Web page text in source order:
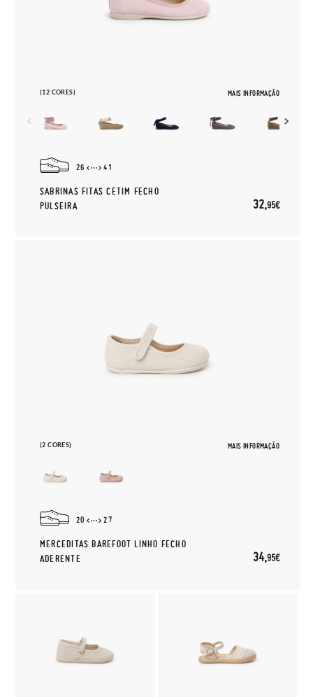
(12 CORES) MAIS INFORMAÇÃO
26 41
SABRINAS FITAS CETIM FECHO
PULSEIRA
32,95€
(2 CORES) MAIS INFORMAÇÃO
20 27
MERCEDITAS BAREFOOT LINHO FECHO
ADERENTE
34,95€